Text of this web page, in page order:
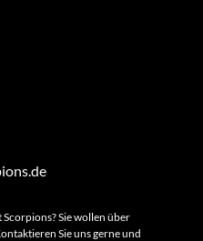
Sie wollen über
Sie uns gerne und